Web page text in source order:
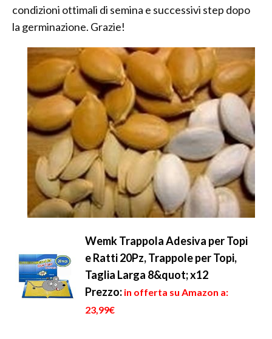
condizioni ottimali di semina e successivi step dopo
la germinazione. Grazie!
Wemk Trappola Adesiva per Topi
e Ratti 20Pz, Trappole per Topi,
Taglia Larga 8&quot; x12
Prezzo: in offerta su Amazon a:
23,99€